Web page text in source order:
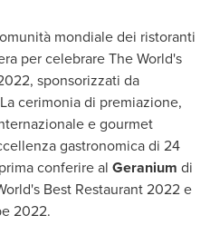
mondiale dei ristoranti
per celebrare The World's
sponsorizzati da
cerimonia di premiazione,
e gourmet
gastronomica di 24
conferire al Geranium di
Best Restaurant 2022 e
2022.